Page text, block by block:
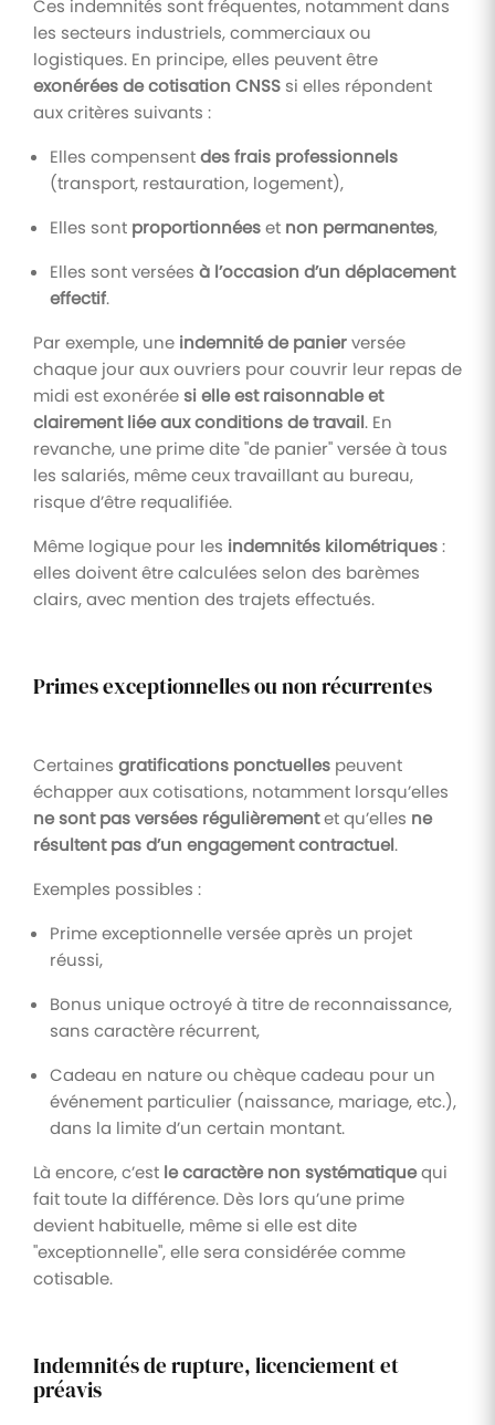
Ces indemnités sont fréquentes, notamment dans
les secteurs industriels, commerciaux ou
logistiques. En principe, elles peuvent être
exonérées de cotisation CNSS si elles répondent
aux critères suivants :
Elles compensentdes frais professionnels
(transport, restauration, logement),
Elles sont proportionnéeset non permanentes,
Elles sont versées à l’occasion d’un déplacement
effectif.
Par exemple, une indemnité de panierversée
chaque jour aux ouvriers pour couvrir leur repas de
midi est exonéréesi elle est raisonnable et
clairement liée aux conditions de travail. En
revanche, une prime dite "de panier" versée à tous
les salariés, même ceux travaillant au bureau,
risque d’être requalifiée.
Même logique pour les indemnités kilométriques:
elles doivent être calculées selon des barèmes
clairs, avec mention des trajets effectués.
Primes exceptionnelles ou non récurrentes
Certaines gratifications ponctuelles peuvent
échapper aux cotisations, notamment lorsqu’elles
ne sont pas versées régulièrementet qu’elles ne
résultent pas d’un engagement contractuel.
Exemples possibles :
Prime exceptionnelle versée après un projet
réussi,
Bonus unique octroyé à titre de reconnaissance,
sans caractère récurrent,
Cadeau en nature ou chèque cadeau pour un
événement particulier (naissance, mariage, etc.),
dans la limite d’un certain montant.
Là encore, c’est le caractère non systématiquequi
fait toute la différence. Dès lors qu’une prime
devient habituelle, même si elle est dite
"exceptionnelle", elle sera considérée comme
cotisable.
Indemnités de rupture, licenciement et
préavis